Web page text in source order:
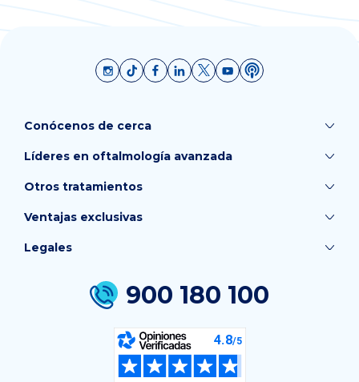
Conócenos de cerca
Líderes en oftalmología avanzada
Otros tratamientos
Ventajas exclusivas
900 180 100
Legales